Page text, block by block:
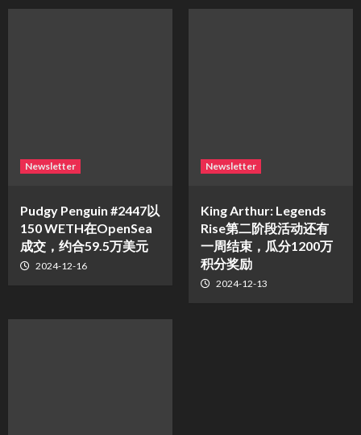
Newsletter
Pudgy Penguin #2447以
150 WETH在OpenSea
成交，约合59.5万美元
2024-12-16
Newsletter
King Arthur: Legends
Rise第二阶段活动还有
一周结束，瓜分1200万
积分奖励
2024-12-13